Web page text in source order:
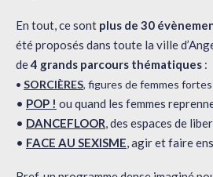
En tout, ce sont plus de 30
été proposés dans toute la ville
de4 grands parcours thématiques :
• SORCIÈRES, figures de femmes
• POP ! ou quand les femmes
• DANCEFLOOR, des espaces de
• FACE AU SEXISME, agir et faire